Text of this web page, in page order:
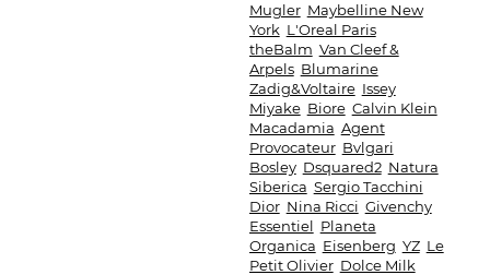
Mugler Maybelline New
York L'Oreal Paris
theBalm Van Cleef &
Arpels Blumarine
Zadig&Voltaire Issey
Miyake Biore Calvin Klein
Macadamia Agent
Provocateur Bvlgari
Bosley Dsquared2 Natura
Siberica Sergio Tacchini
Dior Nina Ricci Givenchy
Essentiel Planeta
Organica Eisenberg YZ Le
Petit Olivier Dolce Milk